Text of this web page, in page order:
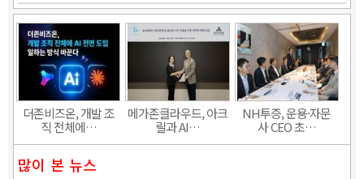
더존비즈온, 개발 조
직 전체에…
메가존클라우드, 아크
릴과 AI…
NH투증, 운용·자문
사 CEO 초…
많이 본 뉴스